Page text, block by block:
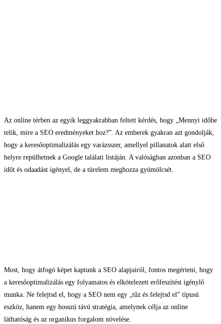
Az online térben az egyik leggyakrabban feltett kérdés, hogy „Mennyi időbe
telik, mire a SEO eredményeket hoz?”. Az emberek gyakran azt gondolják,
hogy a keresőoptimalizálás egy varázsszer, amellyel pillanatok alatt első
helyre repülhetnek a Google találati listáján. A valóságban azonban a SEO
időt és odaadást igényel, de a türelem meghozza gyümölcsét.
Most, hogy átfogó képet kaptunk a SEO alapjairól, fontos megérteni, hogy
a keresőoptimalizálás egy folyamatos és elkötelezett erőfeszítést igénylő
munka. Ne felejtsd el, hogy a SEO nem egy „tűz és felejtsd el” típusú
eszköz, hanem egy hosszú távú stratégia, amelynek célja az online
láthatóság és az organikus forgalom növelése.